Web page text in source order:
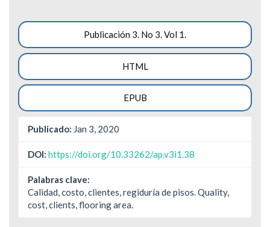
Barra
lateral
del
artículo
Publicación 3. No 3. Vol 1.
HTML
EPUB
Publicado: Jan 3, 2020
DOI: https://doi.org/10.33262/ap.v3i1.38
Palabras clave:
Calidad, costo, clientes, regiduría de pisos. Quality,
cost, clients, flooring area.